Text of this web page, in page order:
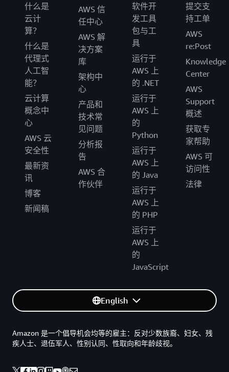
什么是
云计
算？
什么是
代理式
人工智
能？
云计算
概念中
心
AWS 云
安全性
最新资
讯
博客
新闻稿
AWS 信
任中心
AWS 解
决方案
库
架构中
心
产品和
技术常
见问题
分析报
告
AWS 合
作伙伴
软件开
发工具
包与工
具
运行于
AWS 上
的 .NET
运行于
AWS 上
的
Python
运行于
AWS 上
的 Java
运行于
AWS 上
的 PHP
运行于
AWS 上
的
JavaScript
提交支
持工单
AWS
re:Post
Knowledge
Center
AWS
Support
概述
获取专
家帮助
AWS 可
访问性
法律
English
Amazon 是一个倡导机会均等的雇主：反对少数族裔、妇女、残
疾人士、退伍军人、性别认同、性取向和年龄歧视。